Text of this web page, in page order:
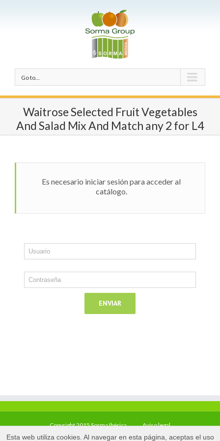
Go to...
Waitrose Selected Fruit Vegetables
And Salad Mix And Match any 2 for L4
Es necesario iniciar sesión para acceder al
catálogo.
Copyright 2015 Sorma Ibérica Aviso legal
Esta web utiliza cookies. Al navegar en esta página, aceptas el uso